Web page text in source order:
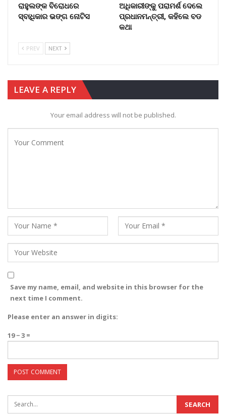
ରାହୁଲଙ୍କ ବିରୋଧରେ
ସ୍ବାଧିକାର ଭଙ୍ଗ ନୋଟିସ
ଅଧିକାରୀଙ୍କୁ ପରାମର୍ଶ ଦେଲେ
ପ୍ରଧାନମନ୍ତ୍ରୀ, କହିଲେ ବଡ
କଥା
PREV NEXT
LEAVE A REPLY
Your email address will not be published.
Save my name, email, and website in this browser for the
next time I comment.
Please enter an answer in digits:
19 − 3 =